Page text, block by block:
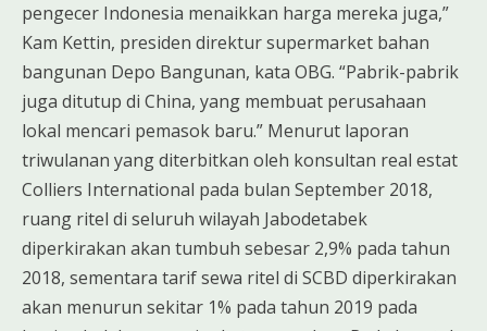
pengecer Indonesia menaikkan harga mereka juga,”
Kam Kettin, presiden direktur supermarket bahan
bangunan Depo Bangunan, kata OBG. “Pabrik-pabrik
juga ditutup di China, yang membuat perusahaan
lokal mencari pemasok baru.” Menurut laporan
triwulanan yang diterbitkan oleh konsultan real estat
Colliers International pada bulan September 2018,
ruang ritel di seluruh wilayah Jabodetabek
diperkirakan akan tumbuh sebesar 2,9% pada tahun
2018, sementara tarif sewa ritel di SCBD diperkirakan
akan menurun sekitar 1% pada tahun 2019 pada